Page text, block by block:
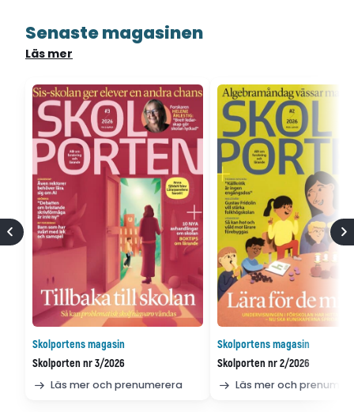
Senaste magasinen
Läs mer
Skolportens magasin
Skolporten nr 3/2026
Läs mer och prenumerera
Skolportens magasin
Skolporten nr 2/2026
Läs mer och